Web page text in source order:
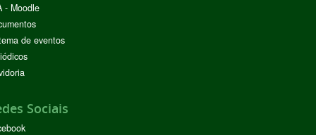
- Moodle
de eventos
Sociais